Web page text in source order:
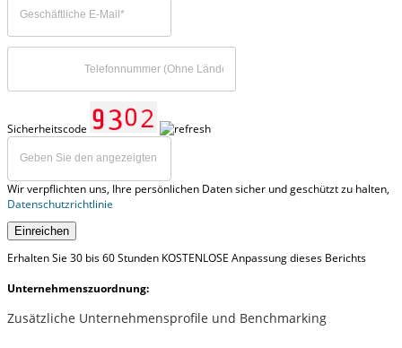
Sicherheitscode
Wir verpflichten uns, Ihre persönlichen Daten sicher und geschützt zu halten,
Datenschutzrichtlinie
Einreichen
Erhalten Sie 30 bis 60 Stunden KOSTENLOSE Anpassung dieses Berichts
Unternehmenszuordnung:
Zusätzliche Unternehmensprofile und Benchmarking